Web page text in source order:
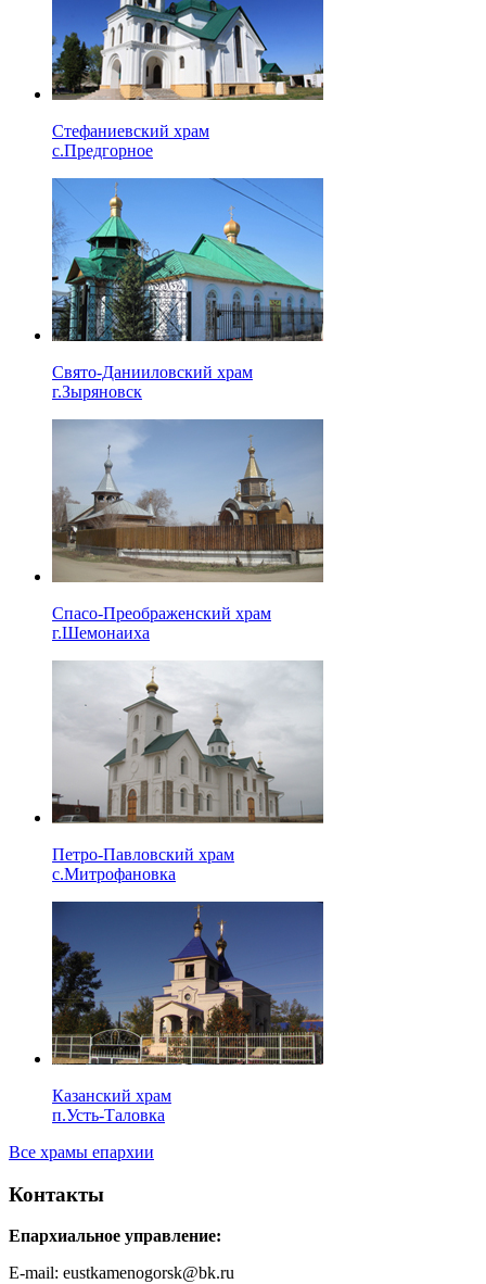
Стефаниевский храм
с.Предгорное
Свято-Данииловский храм
г.Зыряновск
Спасо-Преображенский храм
г.Шемонаиха
Петро-Павловский храм
с.Митрофановка
Казанский храм
п.Усть-Таловка
Все храмы епархии
Контакты
Епархиальное управление:
E-mail: eustkamenogorsk@bk.ru